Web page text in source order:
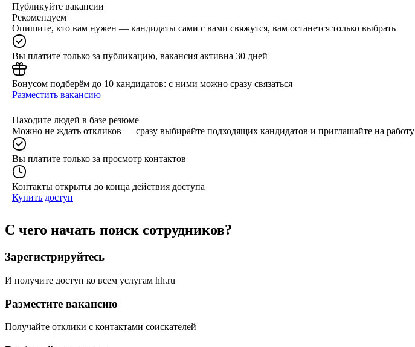
Публикуйте вакансии
Рекомендуем
Опишите, кто вам нужен — кандидаты сами с вами свяжутся, вам останется только выбрать
Вы платите только за публикацию, вакансия активна 30 дней
Бонусом подберём до 10 кандидатов: с ними можно сразу связаться
Разместить вакансию
Находите людей в базе резюме
Можно не ждать откликов — сразу выбирайте подходящих кандидатов и приглашайте на работу
Вы платите только за просмотр контактов
Контакты открыты до конца действия доступа
Купить доступ
С чего начать поиск сотрудников?
Зарегистрируйтесь
И получите доступ ко всем услугам hh.ru
Разместите вакансию
Получайте отклики с контактами соискателей